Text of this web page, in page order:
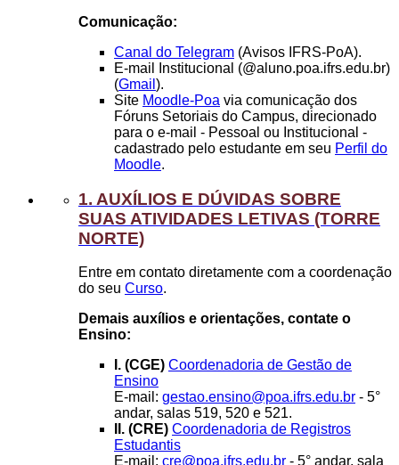
Comunicação:
Canal do Telegram (Avisos IFRS-PoA).
E-mail Institucional (@aluno.poa.ifrs.edu.br)
(Gmail ).
Site Moodle-Poa via comunicação dos
Fóruns Setoriais do Campus, direcionado
para o e-mail - Pessoal ou Institucional -
cadastrado pelo estudante em seu Perfil do
Moodle.
1. AUXÍLIOS E DÚVIDAS SOBRE
SUAS ATIVIDADES LETIVAS (TORRE
NORTE)
Entre em contato diretamente com a coordenação
do seu Curso.
Demais auxílios e orientações, contate o
Ensino:
I. (CGE) Coordenadoria de Gestão de
Ensino
E-mail: gestao.ensino@poa.ifrs.edu.br - 5°
andar, salas 519, 520 e 521.
II. (CRE) Coordenadoria de Registros
Estudantis
E-mail: cre@poa.ifrs.edu.br - 5° andar, sala